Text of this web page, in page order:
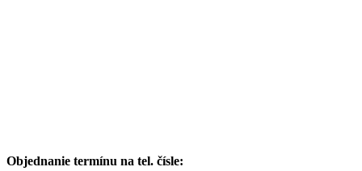
Objednanie termínu na tel. čísle: